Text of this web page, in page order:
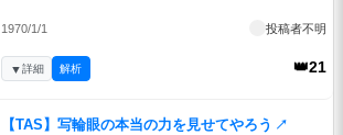
1970/1/1 投稿者不明
👑21
▼詳細 解析
【TAS】写輪眼の本当の力を見せてやろう ↗